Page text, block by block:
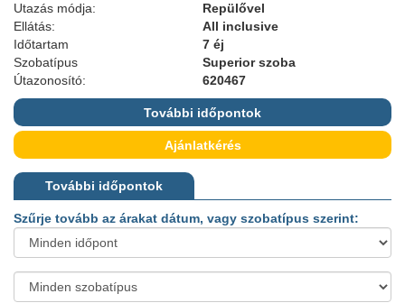
Utazás módja:
Repülővel
Ellátás:
All inclusive
Időtartam
7 éj
Szobatípus
Superior szoba
Útazonosító:
620467
További időpontok
Ajánlatkérés
További időpontok
Szűrje tovább az árakat dátum, vagy szobatípus szerint: